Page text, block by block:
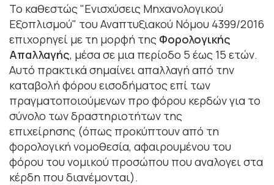
Το καθεστώς "Ενισχύσεις Μηχανολογικού
Εξοπλισμού" του Αναπτυξιακού Νόμου 4399/2016
επιχορηγεί με τη μορφή της Φορολογικής
Απαλλαγής, μέσα σε μια περίοδο 5 έως 15 ετών.
Αυτό πρακτικά σημαίνει απαλλαγή από την
καταβολή φόρου εισοδήματος επί των
πραγματοποιούμενων προ φόρου κερδών για το
σύνολο των δραστηριοτήτων της
επιχείρησης (όπως προκύπτουν από τη
φορολογική νομοθεσία, αφαιρουμένου του
φόρου του νομικού προσώπου που αναλογει στα
κέρδη που διανέμονται).